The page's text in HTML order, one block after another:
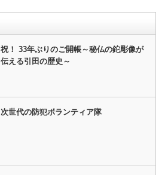
祝！ 33年ぶりのご開帳～秘仏の鉈彫像が
伝える引田の歴史～
次世代の防犯ボランティア隊